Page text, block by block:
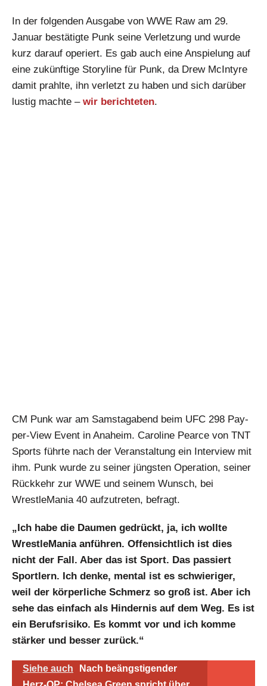
In der folgenden Ausgabe von WWE Raw am 29.
Januar bestätigte Punk seine Verletzung und wurde
kurz darauf operiert. Es gab auch eine Anspielung auf
eine zukünftige Storyline für Punk, da Drew McIntyre
damit prahlte, ihn verletzt zu haben und sich darüber
lustig machte – wir berichteten.
CM Punk war am Samstagabend beim UFC 298 Pay-
per-View Event in Anaheim. Caroline Pearce von TNT
Sports führte nach der Veranstaltung ein Interview mit
ihm. Punk wurde zu seiner jüngsten Operation, seiner
Rückkehr zur WWE und seinem Wunsch, bei
WrestleMania 40 aufzutreten, befragt.
„Ich habe die Daumen gedrückt, ja, ich wollte
WrestleMania anführen. Offensichtlich ist dies
nicht der Fall. Aber das ist Sport. Das passiert
Sportlern. Ich denke, mental ist es schwieriger,
weil der körperliche Schmerz so groß ist. Aber ich
sehe das einfach als Hindernis auf dem Weg. Es ist
ein Berufsrisiko. Es kommt vor und ich komme
stärker und besser zurück.“
Siehe auch
Nach beängstigender